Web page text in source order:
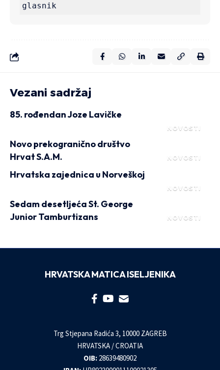
glasnik
Vezani sadržaj
NOVOSTI
85. rođendan Joze Lavičke
NOVOSTI
Novo prekogranično društvo
Hrvat S.A.M.
NOVOSTI
Hrvatska zajednica u Norveškoj
NOVOSTI
Sedam desetljeća St. George
Junior Tamburtizans
HRVATSKA MATICA ISELJENIKA
Trg Stjepana Radića 3, 10000 ZAGREB
HRVATSKA / CROATIA
OIB: 28639480902